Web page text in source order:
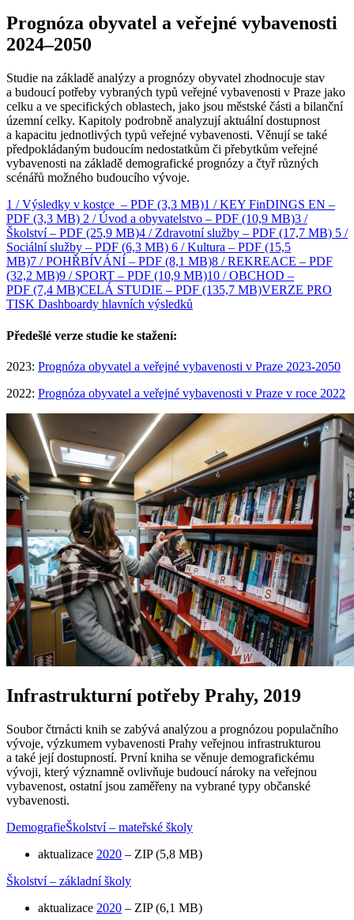
Prognóza obyvatel a veřejné vybavenosti
2024–2050
Studie na základě analýzy a prognózy obyvatel zhodnocuje stav
a budoucí potřeby vybraných typů veřejné vybavenosti v Praze jako
celku a ve specifických oblastech, jako jsou městské části a bilanční
územní celky. Kapitoly podrobně analyzují aktuální dostupnost
a kapacitu jednotlivých typů veřejné vybavenosti. Věnují se také
předpokládaným budoucím nedostatkům či přebytkům veřejné
vybavenosti na základě demografické prognózy a čtyř různých
scénářů možného budoucího vývoje.
1 / Výsledky v kostce – PDF (3,3 MB)1 / KEY FinDINGS EN –
PDF (3,3 MB) 2 / Úvod a obyvatelstvo – PDF (10,9 MB)3 /
Školství – PDF (25,9 MB)4 / Zdravotní služby – PDF (17,7 MB) 5 /
Sociální služby – PDF (6,3 MB) 6 / Kultura – PDF (15,5
MB)7 / POHŘBÍVÁNÍ – PDF (8,1 MB)8 / REKREACE – PDF
(32,2 MB)9 / SPORT – PDF (10,9 MB)10 / OBCHOD –
PDF (7,4 MB)CELÁ STUDIE – PDF (135,7 MB)VERZE PRO
TISK Dashboardy hlavních výsledků
Předešlé verze studie ke stažení:
2023: Prognóza obyvatel a veřejné vybavenosti v Praze 2023-2050
2022: Prognóza obyvatel a veřejné vybavenosti v Praze v roce 2022
Infrastrukturní potřeby Prahy, 2019
Soubor čtrnácti knih se zabývá analýzou a prognózou populačního
vývoje, výzkumem vybavenosti Prahy veřejnou infrastrukturou
a také její dostupností. První kniha se věnuje demografickému
vývoji, který významně ovlivňuje budoucí nároky na veřejnou
vybavenost, ostatní jsou zaměřeny na vybrané typy občanské
vybavenosti.
DemografieŠkolství – mateřské školy
aktualizace 2020 – ZIP (5,8 MB)
Školství – základní školy
aktualizace 2020 – ZIP (6,1 MB)